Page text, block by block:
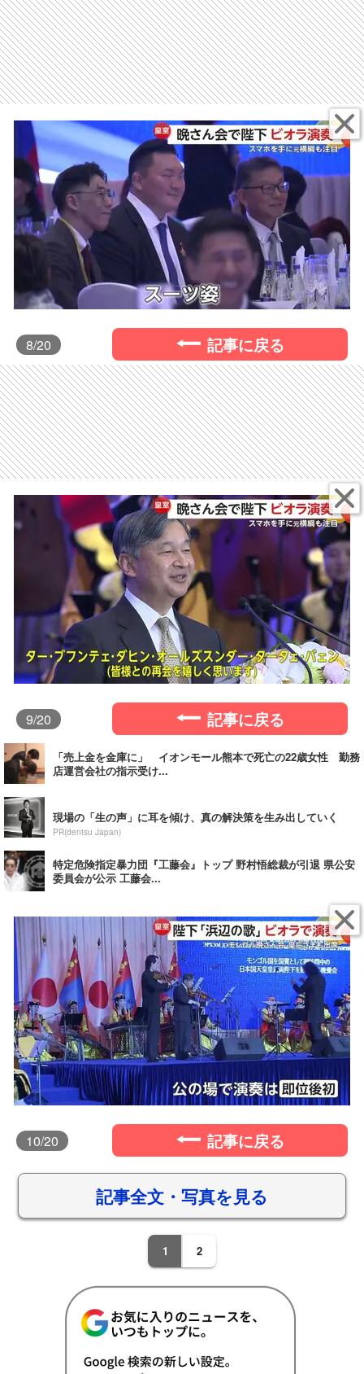
8/20 記事に戻る
9/20 記事に戻る
「売上金を金庫に」 イオンモール熊本で死亡の22歳女性 勤務
店運営会社の指示受け...
現場の「生の声」に耳を傾け、真の解決策を生み出していく
PR(dentsu Japan)
特定危険指定暴力団『工藤会』トップ 野村悟総裁が引退 県公安
委員会が公示 工藤会...
10/20 記事に戻る
記事全文・写真を見る
1 2